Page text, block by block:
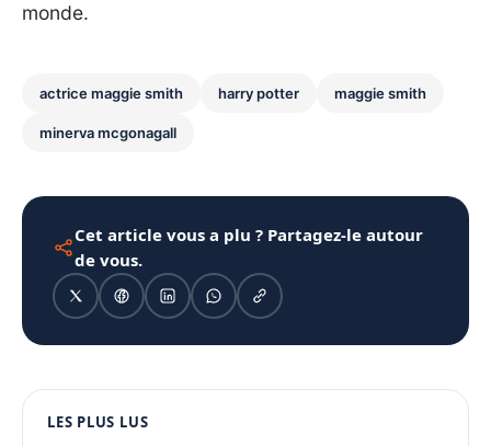
monde.
actrice maggie smith harry potter maggie smith
minerva mcgonagall
Cet article vous a plu ? Partagez-le autour
de vous.
PUBLICITÉ
LES PLUS LUS